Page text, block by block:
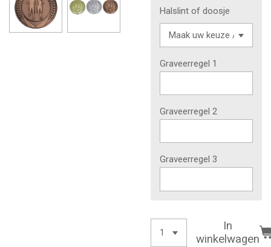
Halslint of doosje
Graveerregel 1
Graveerregel 2
Graveerregel 3
In
winkelwagen